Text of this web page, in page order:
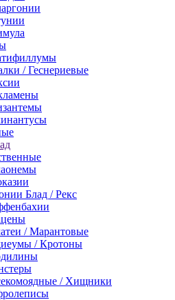
/ Геснериевые
Блад / Рекс
/ Марантовые
/ Кротоны
/ Хищники